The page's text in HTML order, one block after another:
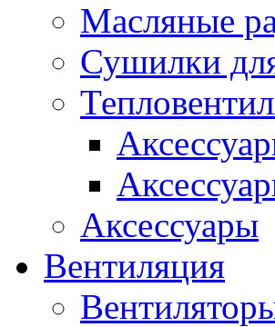
Масляные
Сушилки
Аксессуары
Вентиляция